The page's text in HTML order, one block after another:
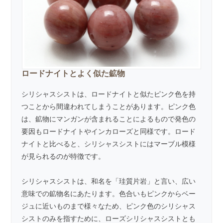
ロードナイトとよく似た鉱物
シリシャスシストは、 ロードナイト と似たピンク色を持
つことから間違われてしまうことがあります。ピンク色
は、鉱物にマンガンが含まれることによるもので発色の
要因もロードナイトやインカローズと同様です。ロード
ナイトと比べると、シリシャスシストにはマーブル模様
が見られるのが特徴です。
シリシャスシストは、和名を「珪質片岩」と言い、広い
意味での鉱物名にあたります。色合いもピンクからベー
ジュに近いものまで様々なため、ピンク色のシリシャス
シストのみを指すために、ローズシリシャスシストとも